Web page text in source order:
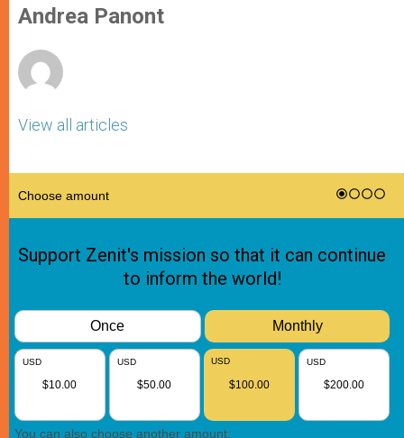
p
p
g
e
o
k
r
Andrea Panont
View all articles